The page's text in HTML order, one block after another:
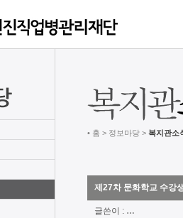
• 홈 > 정보마당 > 복지관소
제27차 문화학교 수강
글쓴이 : …